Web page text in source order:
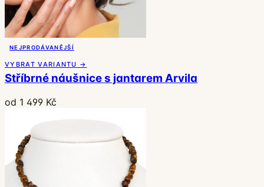
NEJPRODÁVANĚJŠÍ
VYBRAT VARIANTU →
Stříbrné náušnice s jantarem Arvila
od 1 499 Kč